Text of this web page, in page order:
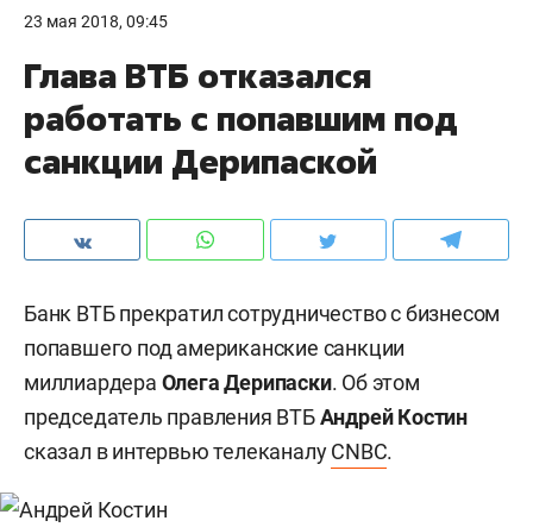
23 мая 2018, 09:45
Глава ВТБ отказался
работать с попавшим под
санкции Дерипаской
Банк ВТБ прекратил сотрудничество с бизнесом
попавшего под американские санкции
миллиардера Олега Дерипаски. Об этом
председатель правления ВТБАндрей Костин
сказал в интервью телеканалуCNBC.